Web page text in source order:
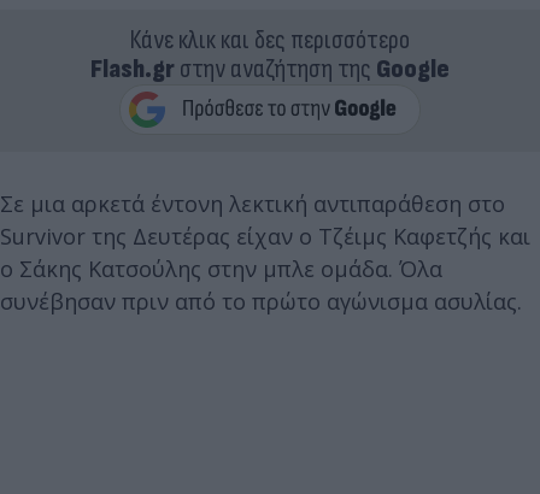
Κάνε κλικ και δες περισσότερο
Flash.grστην αναζήτηση της Google
Σε μια αρκετά έντονη λεκτική αντιπαράθεση στο
Survivor της Δευτέρας είχαν ο Τζέιμς Καφετζής και
ο Σάκης Κατσούλης στην μπλε ομάδα. Όλα
συνέβησαν πριν από το πρώτο αγώνισμα ασυλίας.